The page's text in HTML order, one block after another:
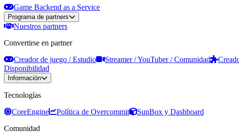
Game Backend as a Service
Programa de partners
Nuestros partners
Convertirse en partner
Creador de juego / Estudio
Streamer / YouTuber / Comunidad
Disponibilidad
Información
Tecnologías
CoreEngine
Política de Overcommit
SunBox y Dashboard
Comunidad